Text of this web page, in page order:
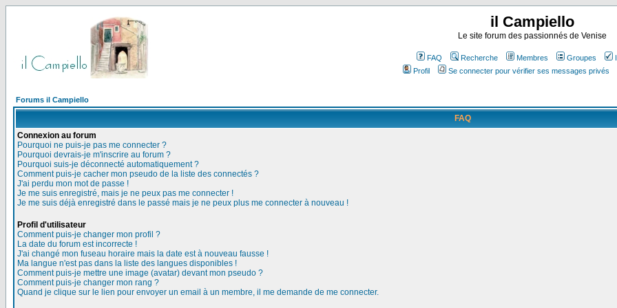
il Campiello
Le site forum des passionnés de Venise
FAQ Recherche Membres Groupes
Profil
Se connecter pour vérifier ses messages privés
Forums il Campiello
FAQ
Connexion au forum
Pourquoi ne puis-je pas me connecter ?
Pourquoi devrais-je m'inscrire au forum ?
Pourquoi suis-je déconnecté automatiquement ?
Comment puis-je cacher mon pseudo de la liste des connectés ?
J'ai perdu mon mot de passe !
Je me suis enregistré, mais je ne peux pas me connecter !
Je me suis déjà enregistré dans le passé mais je ne peux plus me connecter à nouveau !
Profil d'utilisateur
Comment puis-je changer mon profil ?
La date du forum est incorrecte !
J'ai changé mon fuseau horaire mais la date est à nouveau fausse !
Ma langue n'est pas dans la liste des langues disponibles !
Comment puis-je mettre une image (avatar) devant mon pseudo ?
Comment puis-je changer mon rang ?
Quand je clique sur le lien pour envoyer un email à un membre, il me demande de me connecter.